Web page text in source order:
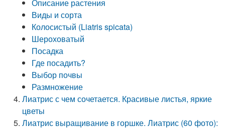
Описание растения
Виды и сорта
Колосистый (Liatris spicata)
Шероховатый
Посадка
Где посадить?
Выбор почвы
Размножение
Лиатрис с чем сочетается. Красивые листья, яркие
цветы
Лиатрис выращивание в горшке. Лиатрис (60 фото):